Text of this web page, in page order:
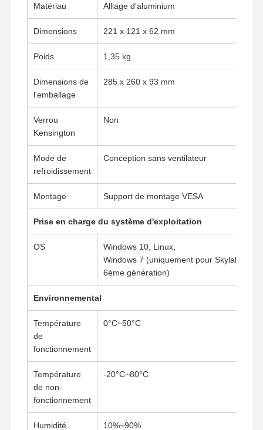
Matériau Alliage d'aluminium
Dimensions 221 x 121 x 62 mm
Poids 1,35 kg
Dimensions de
l'emballage
285 x 260 x 93 mm
Verrou
Kensington
Non
Mode de
refroidissement
Conception sans ventilateur
Montage Support de montage VESA
Prise en charge du système d'exploitation
OS
Windows 10, Linux,
Windows 7 (uniquement pour Skylake de
6ème génération)
Environnemental
Température
de
fonctionnement
0°C~50°C
Température
de non-
fonctionnement
-20°C~80°C
Humidité 10%~90%